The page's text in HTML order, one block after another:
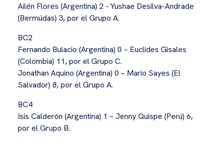
Ailén Flores (Argentina) 2 - Yushae Desilva-Andrade
(Bermúdas) 3, por el Grupo A.
BC2
Fernando Bulacio (Argentina) 0 – Euclides Gisales
(Colombia) 11, por el Grupo C.
Jonathan Aquino (Argentina) 0 – Mario Sayes (El
Salvador) 8, por el Grupo A.
BC4
Isis Calderón (Argentina) 1 – Jenny Quispe (Perú) 6,
por el Grupo B.